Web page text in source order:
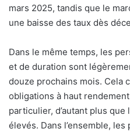
mars 2025, tandis que le
une baisse des taux dès
Dans le même temps, les
et de duration sont
douze prochains mois. Cela
obligations à haut
particulier, d’autant plus
élevés. Dans l’ensemble,